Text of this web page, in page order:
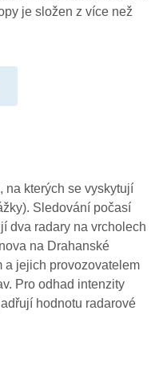
je složen z více než
na kterých se vyskytují
Sledování počasí
dva radary na vrcholech
na Drahanské
a jejich provozovatelem
Pro odhad intenzity
hodnotu radarové